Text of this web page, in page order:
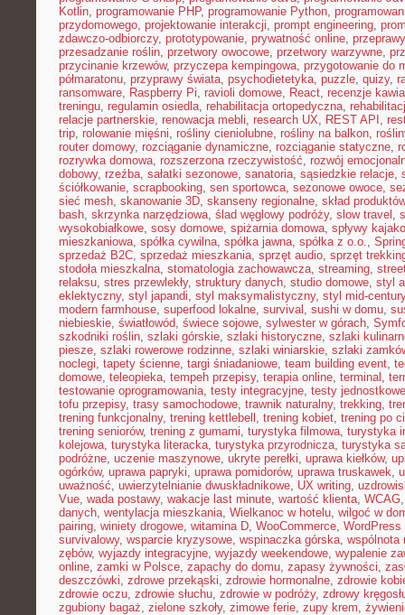
Kotlin, programowanie PHP, programowanie Python,
przydomowego, projektowanie interakcji, prompt engineering,
zdawczo-odbiorczy, prototypowanie, prywatność online,
przesadzanie roślin, przetwory owocowe, przetwory warzywne,
przycinanie krzewów, przyczepa kempingowa, przygotowanie do
półmaratonu, przyprawy świata, psychodietetyka, puzzle, quizy,
ransomware, Raspberry Pi, ravioli domowe, React, recenzje
treningu, regulamin osiedla, rehabilitacja ortopedyczna,
relacje partnerskie, renowacja mebli, research UX, REST API ,
trip, rolowanie mięśni, rośliny cieniolubne, rośliny na balkon,
router domowy, rozciąganie dynamiczne, rozciąganie statyczne,
rozrywka domowa, rozszerzona rzeczywistość, rozwój
dobowy, rzeźba, sałatki sezonowe, sanatoria, sąsiedzkie relacje,
ściółkowanie, scrapbooking, sen sportowca, sezonowe owoce,
sieć mesh, skanowanie 3D, skanseny regionalne, skład produktów
bash, skrzynka narzędziowa, ślad węglowy podróży, slow travel ,
wysokobiałkowe, sosy domowe, spiżarnia domowa, spływy
mieszkaniowa, spółka cywilna, spółka jawna, spółka z o.o.,
sprzedaż B2C, sprzedaż mieszkania, sprzęt audio, sprzęt
stodoła mieszkalna, stomatologia zachowawcza, streaming,
relaksu, stres przewlekły, struktury danych, studio domowe, styl
eklektyczny, styl japandi, styl maksymalistyczny, styl mid-century
modern farmhouse, superfood lokalne, survival , sushi w domu,
niebieskie, światłowód, świece sojowe, sylwester w górach,
szkodniki roślin, szlaki górskie, szlaki historyczne, szlaki
piesze, szlaki rowerowe rodzinne, szlaki winiarskie, szlaki
noclegi, tapety ścienne, targi śniadaniowe, team building event,
domowe, teleopieka, tempeh przepisy, terapia online, terminal ,
testowanie oprogramowania, testy integracyjne, testy jednostkowe
tofu przepisy, trasy samochodowe, trawnik naturalny, trekking,
trening funkcjonalny, trening kettlebell , trening kobiet, trening po
trening seniorów, trening z gumami, turystyka filmowa, turystyka
kolejowa, turystyka literacka, turystyka przyrodnicza, turystyka
podróżne, uczenie maszynowe, ukryte perełki, uprawa kiełków,
ogórków, uprawa papryki, uprawa pomidorów, uprawa truskawek,
uważność, uwierzytelnianie dwuskładnikowe, UX writing,
Vue, wada postawy, wakacje last minute, wartość klienta, WCAG
danych, wentylacja mieszkania, Wielkanoc w hotelu, wilgoć w
pairing, winiety drogowe, witamina D, WooCommerce, WordPress
survivalowy, wsparcie kryzysowe, wspinaczka górska, wspólnota
zębów, wyjazdy integracyjne, wyjazdy weekendowe, wypalenie
online, zamki w Polsce, zapachy do domu, zapasy żywności,
deszczówki, zdrowe przekąski, zdrowie hormonalne, zdrowie
zdrowie oczu, zdrowie słuchu, zdrowie w podróży, zdrowy
zgubiony bagaż, zielone szkoły, zimowe ferie, zupy krem,